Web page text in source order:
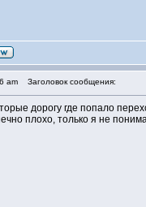
am Заголовок сообщения:
дорогу где попало
плохо, только я не